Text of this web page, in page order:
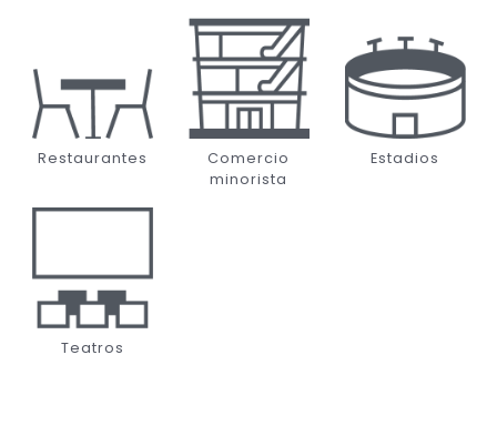
Restaurantes
Comercio
minorista
Estadios
Teatros